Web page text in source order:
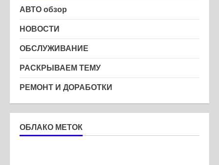
АВТО обзор
НОВОСТИ
ОБСЛУЖИВАНИЕ
РАСКРЫВАЕМ ТЕМУ
РЕМОНТ И ДОРАБОТКИ
ОБЛАКО МЕТОК